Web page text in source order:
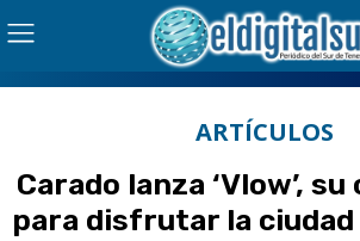
ARTÍCULOS
Carado lanza ‘Vlow’,
para disfrutar la